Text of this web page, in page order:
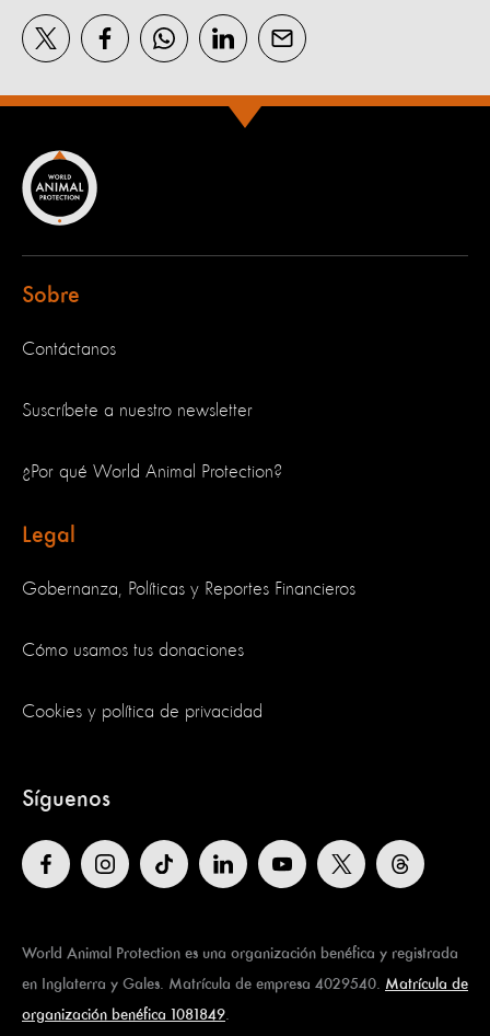
Sobre
Contáctanos
Suscríbete a nuestro newsletter
¿Por qué World Animal Protection?
Legal
Gobernanza, Políticas y Reportes Financieros
Cómo usamos tus donaciones
Cookies y política de privacidad
Síguenos
World Animal Protection es una organización benéfica y registrada
en Inglaterra y Gales. Matrícula de empresa 4029540. Matrícula de
organización benéfica 1081849